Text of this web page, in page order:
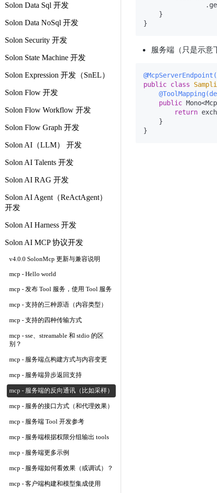
Solon Data Sql 开发
Solon Data NoSql 开发
Solon Security 开发
Solon State Machine 开发
Solon Expression 开发（SnEL）
Solon Flow 开发
Solon Flow Workflow 开发
Solon Flow Graph 开发
Solon AI（LLM） 开发
Solon AI Talents 开发
Solon AI RAG 开发
Solon AI Agent（ReActAgent）
开发
Solon AI Harness 开发
Solon AI MCP 协议开发
v4.0.0 SolonMcp 更新与兼容说明
mcp - Hello world
mcp - 发布 Tool 服务，使用 Tool 服务
mcp - 支持的三种原语（内容类型）
mcp - 支持的四种传输方式
mcp - sse、streamable 和 stdio 的区
别？
mcp - 服务端点构建方式与内容变更
mcp - 服务端异步返回支持
mcp - 服务端的反向通讯（比如采样）
mcp - 服务的接口方式（和代理效果）
mcp - 服务端 Tool 开发参考
mcp - 服务端根据权限分组输出 tools
mcp - 服务端更多示例
mcp - 服务端如何看效果（或调试）？
mcp - 客户端构建和模型集成使用
    }
服务端（只是示意
public class
public
return
    }